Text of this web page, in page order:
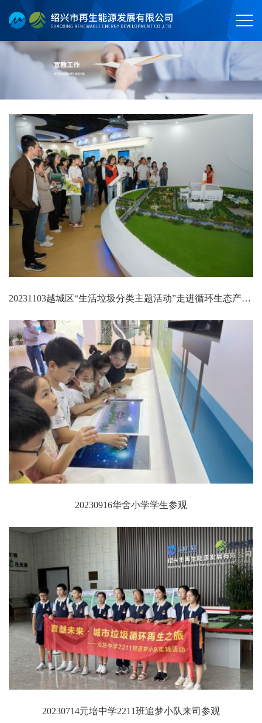
20231103越城区“生活垃圾分类主题活动”走进循环生态产业园（一期）再生资源发电厂
20230916华舍小学学生参观
20230714元培中学2211班追梦小队来司参观